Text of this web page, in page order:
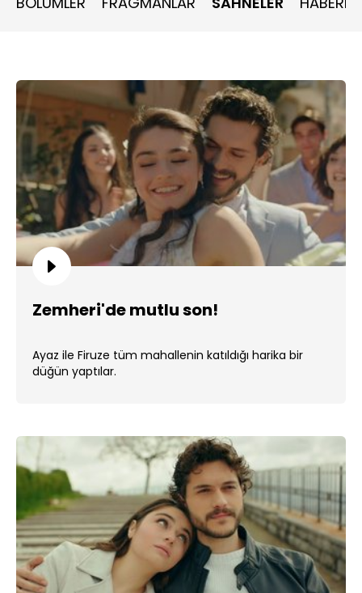
Zemheri'de mutlu son!
Ayaz ile Firuze tüm mahallenin katıldığı harika bir
düğün yaptılar.